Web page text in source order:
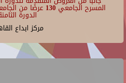
المسرح الجامعي 130
الدورة
مركز ابداع